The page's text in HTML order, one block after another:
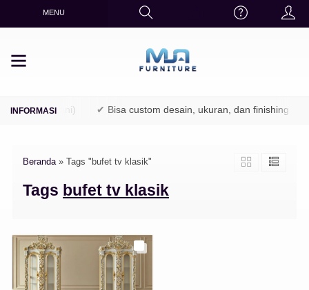
MENU
/ Perhutani) ✔ Bisa custom desain, ukuran, dan finishing
Beranda» Tags "bufet tv klasik"
Tags bufet tv klasik